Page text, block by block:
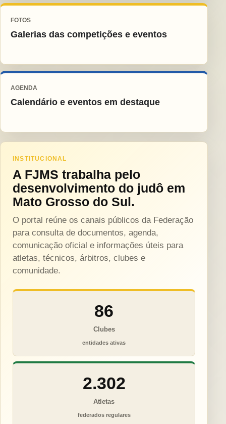
FOTOS
Galerias das competições e eventos
AGENDA
Calendário e eventos em destaque
INSTITUCIONAL
A FJMS trabalha pelo
desenvolvimento do judô em
Mato Grosso do Sul.
O portal reúne os canais públicos da Federação
para consulta de documentos, agenda,
comunicação oficial e informações úteis para
atletas, técnicos, árbitros, clubes e
comunidade.
86
Clubes
entidades ativas
2.302
Atletas
federados regulares